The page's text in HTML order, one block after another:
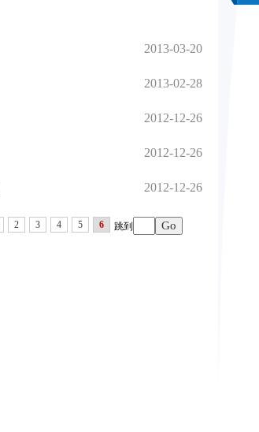
2013-03-20
2013-02-28
2012-12-26
2012-12-26
2012-12-26
2 3 4 5 6 跳到